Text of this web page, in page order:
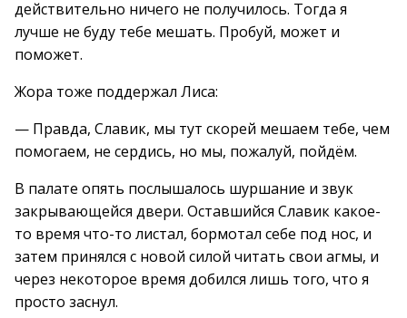
действительно ничего не получилось. Тогда я
лучше не буду тебе мешать. Пробуй, может и
поможет.
Жора тоже поддержал Лиса:
— Правда, Славик, мы тут скорей мешаем тебе, чем
помогаем, не сердись, но мы, пожалуй, пойдём.
В палате опять послышалось шуршание и звук
закрывающейся двери. Оставшийся Славик какое-
то время что-то листал, бормотал себе под нос, и
затем принялся с новой силой читать свои агмы, и
через некоторое время добился лишь того, что я
просто заснул.